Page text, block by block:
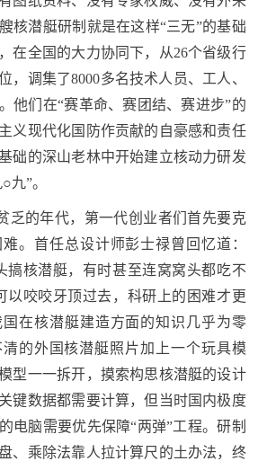
英
模
范
退
采
核潜艇研制就是在这样“三无”的基础
在全国的大力协同下，从26个省级行
，调集了8000多名技术人员、工人、
他们在“赛革命、赛团结、赛进步”的
义现代化国防作贡献的自豪感和责任
础的深山老林中开始建立核动力研发
九”。
乏的年代，第一代创业者们首先要克
。首任总设计师彭士禄曾回忆道：
搞核潜艇，有时甚至连窝窝头都吃不
以咬咬牙顶过去，科研上的困难才更
在核潜艇建造方面的知识几乎为零
的外国核潜艇照片加上一个玩具模
型一一拆开，摸索构思核潜艇的设计
键数据都需要计算，但当时国内极度
电脑需要优先保障“两弹”工程。研制
、乘除法靠人拉计算尺的土办法，终